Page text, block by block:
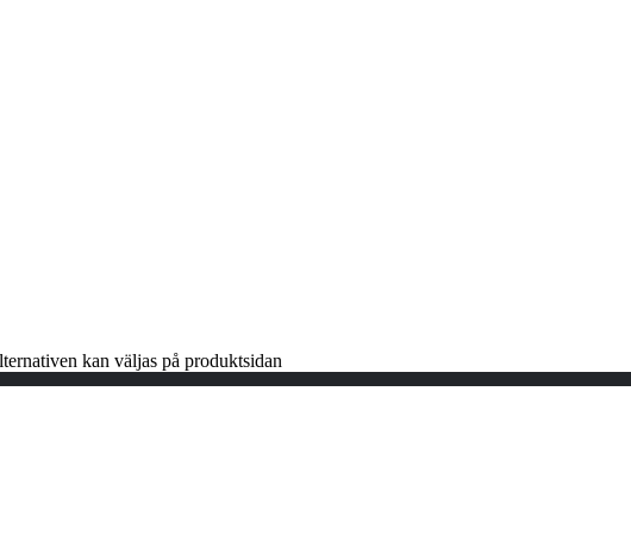
kan väljas på produktsidan